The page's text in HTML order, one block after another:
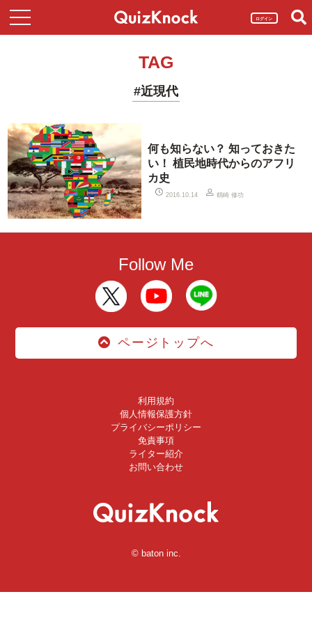
ログイン
TAG
#近現代
何も知らない？ 知っておきた
い！ 植民地時代からのアフリ
カ史
2016.10.14 鶴崎 修功
Follow Me
ページトップへ
利用規約
個人情報保護方針
プライバシーポリシー
免責事項
ライター紹介
お問い合わせ
© baton inc.